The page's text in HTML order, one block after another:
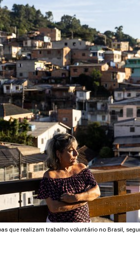
que realizam trabalho voluntário no Brasil,